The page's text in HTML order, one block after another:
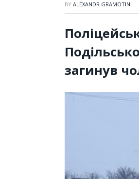
BY ALEXANDR GRAMOTIN
загинув